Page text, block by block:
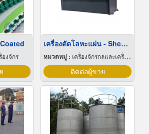
องจักร
เครื่องตัดโลหะแผ่น - Shearing machine
หมวดหมู่ : เครื่องจักรกลและเครื่องมือกล
ติดต่อผู้ขาย